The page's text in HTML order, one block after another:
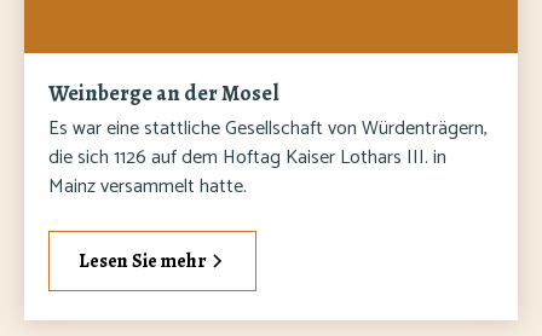
Weinberge an der Mosel
Es war eine stattliche Gesellschaft von Würdenträgern,
die sich 1126 auf dem Hoftag Kaiser Lothars III. in
Mainz versammelt hatte.
Lesen Sie mehr